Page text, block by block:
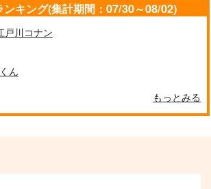
作品詳細 作品詳細
ンキング(集計期間：07/30～08/02)
戸川コナン
ん
もっとみる